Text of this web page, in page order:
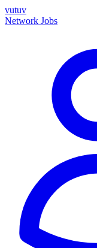
vutuv
Network Jobs